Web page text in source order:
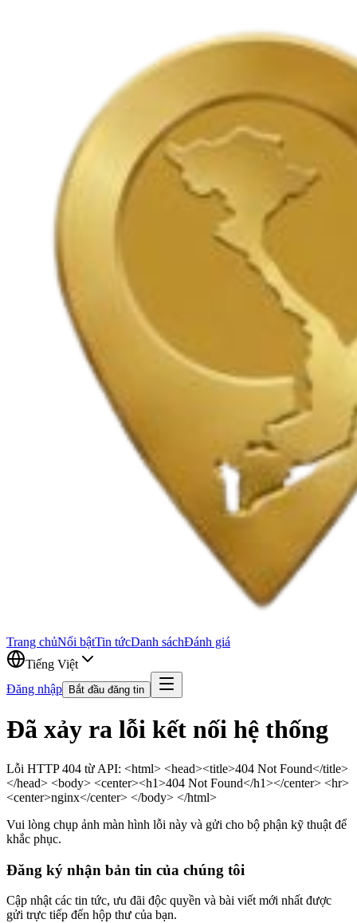
Trang chủNổi bậtTin tứcDanh sáchĐánh giá
Tiếng Việt
Đăng nhập
Bắt đầu đăng tin
Đã xảy ra lỗi kết nối hệ thống
Lỗi HTTP 404 từ API: <html> <head><title>404 Not Found</title>
</head> <body> <center><h1>404 Not Found</h1></center> <hr>
<center>nginx</center> </body> </html>
Vui lòng chụp ảnh màn hình lỗi này và gửi cho bộ phận kỹ thuật để
khắc phục.
Đăng ký nhận bản tin của chúng tôi
Cập nhật các tin tức, ưu đãi độc quyền và bài viết mới nhất được
gửi trực tiếp đến hộp thư của bạn.